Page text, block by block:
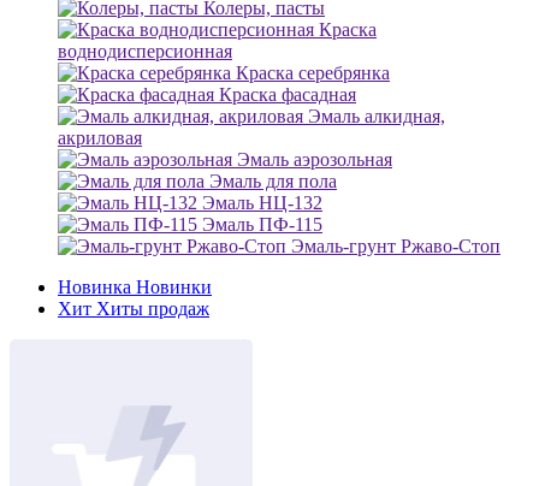
Колеры, пасты
Краска
воднодисперсионная
Краска серебрянка
Краска фасадная
Эмаль алкидная,
акриловая
Эмаль аэрозольная
Эмаль для пола
Эмаль НЦ-132
Эмаль ПФ-115
Эмаль-грунт Ржаво-Стоп
Новинка Новинки
Хит Хиты продаж